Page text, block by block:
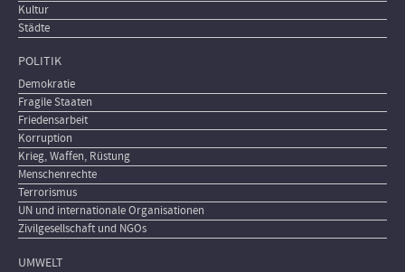
Kultur
Städte
POLITIK
Demokratie
Fragile Staaten
Friedensarbeit
Korruption
Krieg, Waffen, Rüstung
Menschenrechte
Terrorismus
UN und internationale Organisationen
Zivilgesellschaft und NGOs
UMWELT